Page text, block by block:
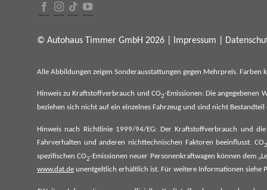
© Autohaus Timmer GmbH 2026 | Impressum
Alle Abbildungen zeigen Sonderausstattungen gegen Mehrpreis.
Hinweis zu Kraftstoffverbrauch und CO2-Emissionen: Die angegebenen
beziehen sich nicht auf ein einzelnes Fahrzeug und sind nicht
Hinweis nach Richtlinie 1999/94/EG: Der Kraftstoffverbrauch und die
Fahrverhalten und anderen nichttechnischen Faktoren beeinflusst. CO2
spezifischen CO2-Emissionen neuer Personenkraftwagen können dem
www.dat.de unentgeltlich erhältlich ist. Für weitere Informationen siehe